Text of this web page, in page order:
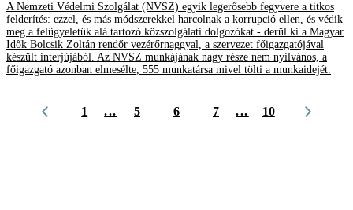
A Nemzeti Védelmi Szolgálat (NVSZ) egyik legerősebb fegyvere a titkos
felderítés: ezzel, és más módszerekkel harcolnak a korrupció ellen, és védik
meg a felügyeletük alá tartozó közszolgálati dolgozókat - derül ki a Magyar
Idők Bolcsik Zoltán rendőr vezérőrnaggyal, a szervezet főigazgatójával
készült interjújából. Az NVSZ munkájának nagy része nem nyilvános, a
főigazgató azonban elmesélte, 555 munkatársa mivel tölti a munkaidejét.
1 ... 5 6 7 ... 10